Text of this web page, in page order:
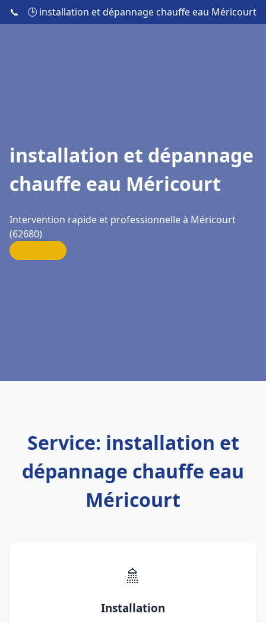
📞 🕒 installation et dépannage chauffe eau Méricourt
installation et dépannage
chauffe eau Méricourt
Intervention rapide et professionnelle à Méricourt
(62680)
Service: installation et
dépannage chauffe eau
Méricourt
🚿
Installation